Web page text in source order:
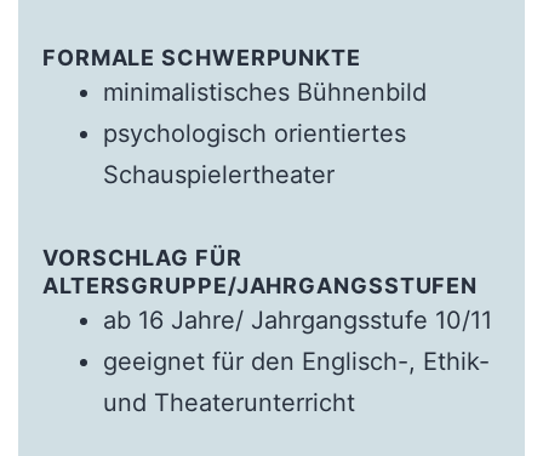
FORMALE SCHWERPUNKTE
minimalistisches Bühnenbild
psychologisch orientiertes
Schauspielertheater
VORSCHLAG FÜR
ALTERSGRUPPE/JAHRGANGSSTUFEN
ab 16 Jahre/ Jahrgangsstufe 10/11
geeignet für den Englisch-, Ethik-
und Theaterunterricht